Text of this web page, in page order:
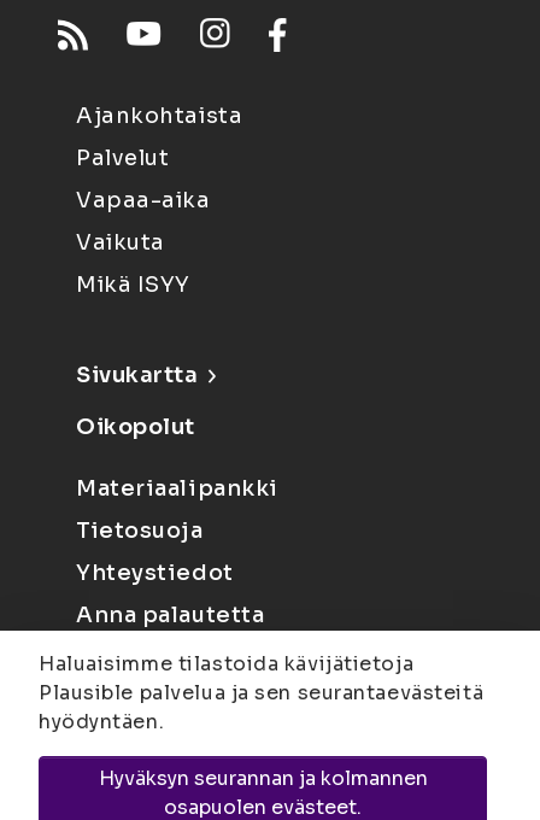
Ajankohtaista
Palvelut
Vapaa-aika
Vaikuta
Mikä ISYY
Sivukartta
Oikopolut
Materiaalipankki
Tietosuoja
Yhteystiedot
Anna palautetta
Joensuu
Suvantokatu 6, 80100 Joensuu |
Haluaisimme tilastoida kävijätietoja
Plausible palvelua ja sen seurantaevästeitä
hyödyntäen.
Hyväksyn seurannan ja kolmannen
osapuolen evästeet.